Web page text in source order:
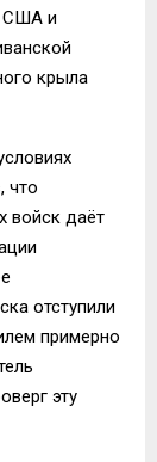
США и
крыла
что
войск даёт
отступили
примерно
эту